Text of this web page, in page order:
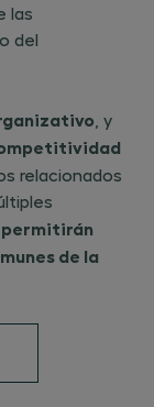
las
del
, y
relacionados
de la